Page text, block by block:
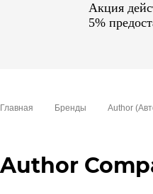
Акция
5%
Главная Бренды Author
Author